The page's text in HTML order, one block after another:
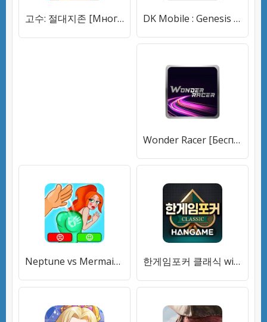
고수: 절대지존 [Много денег] DK Mobile : Genesis [Бесплатные покупки]
Wonder Racer [Бесплатные покупки]
Neptune vs Mermaid: Fish Prank [Бесплатные покупки] 한게임포커 클래식 with PC [Бесплатные покупки]